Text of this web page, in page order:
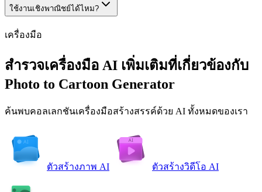
ใช้งานเชิงพาณิชย์ได้ไหม?
เครื่องมือ
สำรวจเครื่องมือ AI เพิ่มเติมที่เกี่ยวข้องกับ
Photo to Cartoon Generator
ค้นพบคอลเลกชันเครื่องมือสร้างสรรค์ด้วย AI ทั้งหมดของเรา
ตัวสร้างภาพ AI ตัวสร้างวิดีโอ AI